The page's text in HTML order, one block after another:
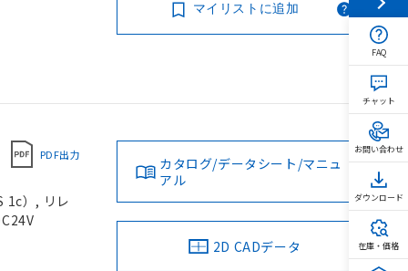
マイリストに追加
PDF出力
1c）, リレ
カタログ/データシート/マニュ
アル
2D CADデータ
FAQ
チャット
お問い合わせ
ダウンロード
在庫・価格